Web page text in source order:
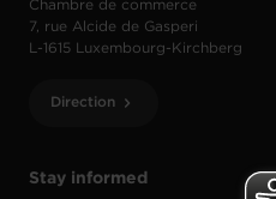
Stay informed
Chambre de commerce
7, rue Alcide de Gasperi
L-1615 Luxembourg-Kirchberg
Direction